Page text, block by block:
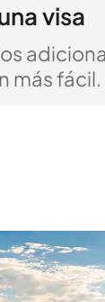
visa
más fácil.